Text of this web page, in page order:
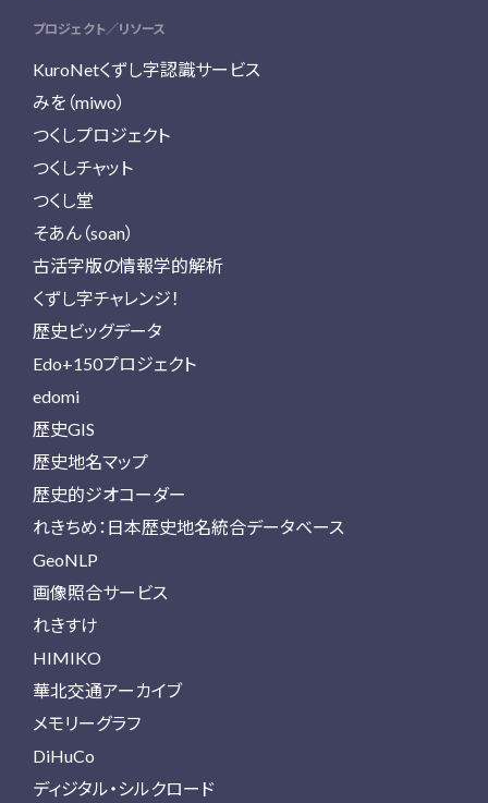
プロジェクト／リソース
KuroNetくずし字認識サービス
みを（miwo）
つくしプロジェクト
つくしチャット
つくし堂
そあん（soan）
古活字版の情報学的解析
くずし字チャレンジ！
歴史ビッグデータ
Edo+150プロジェクト
edomi
歴史GIS
歴史地名マップ
歴史的ジオコーダー
れきちめ：日本歴史地名統合データベース
GeoNLP
画像照合サービス
れきすけ
HIMIKO
華北交通アーカイブ
メモリーグラフ
DiHuCo
ディジタル・シルクロード